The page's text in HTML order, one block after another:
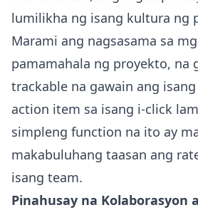
lumilikha ng isang kultura ng
Marami ang nagsasama sa
pamamahala ng proyekto, na
trackable na gawain ang
action item sa isang i-click
simpleng function na ito ay
makabuluhang taasan ang
isang team.
Pinahusay na Kolaborasyon